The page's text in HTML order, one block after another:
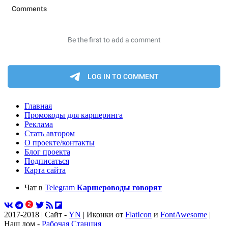
Главная
Промокоды для каршеринга
Реклама
Стать автором
О проекте/контакты
Блог проекта
Подписаться
Карта сайта
Чат в Telegram Каршероводы говорят
2017-2018 | Сайт - YN | Иконки от FlatIcon и FontAwesome |
Наш дом - Рабочая Станция